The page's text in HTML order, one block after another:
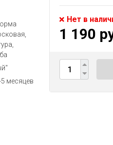
5 месяцев
Нет в
1 190